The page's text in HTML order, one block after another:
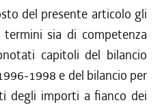
del presente articolo gli
sia di competenza
capitoli del bilancio
1998 e del bilancio per
degli importi a fianco dei